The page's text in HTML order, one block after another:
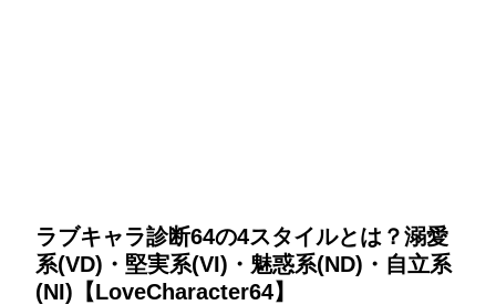
ラブキャラ診断64の4スタイルとは？溺愛
系(VD)・堅実系(VI)・魅惑系(ND)・自立系
(NI)【LoveCharacter64】